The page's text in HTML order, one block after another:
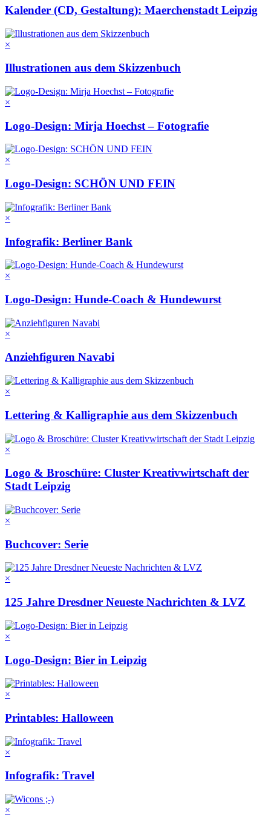
Kalender (CD, Gestaltung): Maerchenstadt Leipzig
×
Illustrationen aus dem Skizzenbuch
×
Logo-Design: Mirja Hoechst – Fotografie
×
Logo-Design: SCHÖN UND FEIN
×
Infografik: Berliner Bank
×
Logo-Design: Hunde-Coach & Hundewurst
×
Anziehfiguren Navabi
×
Lettering & Kalligraphie aus dem Skizzenbuch
×
Logo & Broschüre: Cluster Kreativwirtschaft der
Stadt Leipzig
×
Buchcover: Serie
×
125 Jahre Dresdner Neueste Nachrichten & LVZ
×
Logo-Design: Bier in Leipzig
×
Printables: Halloween
×
Infografik: Travel
×